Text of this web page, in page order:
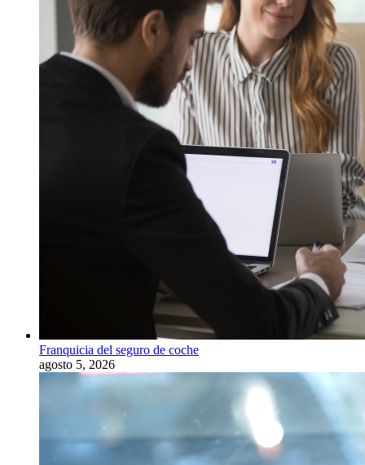
Franquicia del seguro de coche
agosto 5, 2026